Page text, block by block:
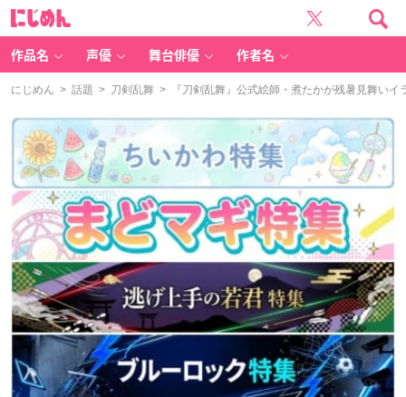
作品名 声優 舞台俳優 作者名
にじめん > 話題 > 刀剣乱舞 > 『刀剣乱舞』公式絵師・煮たかが残暑見舞いイ